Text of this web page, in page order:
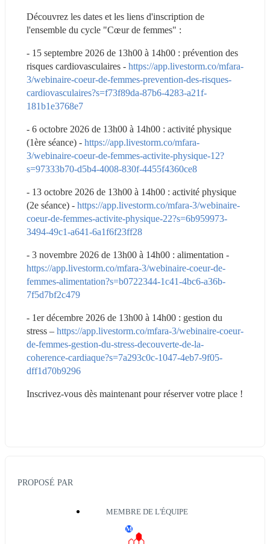
Découvrez les dates et les liens d'inscription de
l'ensemble du cycle "Cœur de femmes" :
- 15 septembre 2026 de 13h00 à 14h00 : prévention des
risques cardiovasculaires - https://app.livestorm.co/mfara-
3/webinaire-coeur-de-femmes-prevention-des-risques-
cardiovasculaires?s=f73f89da-87b6-4283-a21f-
181b1e3768e7
- 6 octobre 2026 de 13h00 à 14h00 : activité physique
(1ère séance) - https://app.livestorm.co/mfara-
3/webinaire-coeur-de-femmes-activite-physique-12?
s=97333b70-d5b4-4008-830f-4455f4360ce8
- 13 octobre 2026 de 13h00 à 14h00 : activité physique
(2e séance) - https://app.livestorm.co/mfara-3/webinaire-
coeur-de-femmes-activite-physique-22?s=6b959973-
3494-49c1-a641-6a1f6f23ff28
https://app.livestorm.co/mfara-3/webinaire-coeur-de-
femmes-alimentation?s=b0722344-1c41-4bc6-a36b-
7f5d7bf2c479
- 1er décembre 2026 de 13h00 à 14h00 : gestion du
stress – https://app.livestorm.co/mfara-3/webinaire-coeur-
de-femmes-gestion-du-stress-decouverte-de-la-
coherence-cardiaque?s=7a293c0c-1047-4eb7-9f05-
dff1d70b9296
Inscrivez-vous dès maintenant pour réserver votre place !
PROPOSÉ PAR
MEMBRE DE L'ÉQUIPE
M